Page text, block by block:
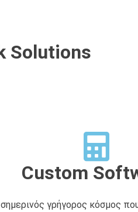
Solutions
Custom
γρήγορος κόσμος